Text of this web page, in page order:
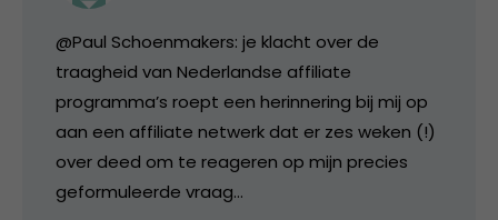
@Paul Schoenmakers: je klacht over de
traagheid van Nederlandse affiliate
programma’s roept een herinnering bij mij op
aan een affiliate netwerk dat er zes weken (!)
over deed om te reageren op mijn precies
geformuleerde vraag…